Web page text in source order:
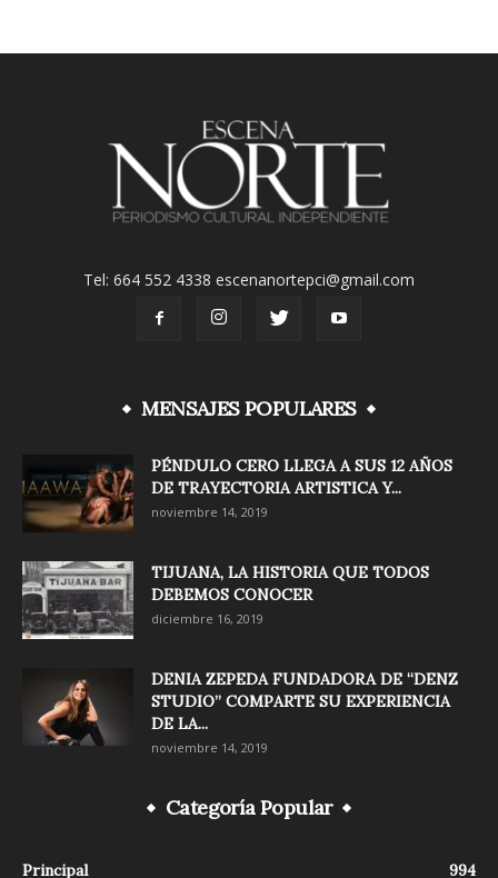
Tel: 664 552 4338 escenanortepci@gmail.com
MENSAJES POPULARES
PÉNDULO CERO LLEGA A SUS 12 AÑOS
DE TRAYECTORIA ARTISTICA Y...
noviembre 14, 2019
TIJUANA, LA HISTORIA QUE TODOS
DEBEMOS CONOCER
diciembre 16, 2019
DENIA ZEPEDA FUNDADORA DE “DENZ
STUDIO” COMPARTE SU EXPERIENCIA
DE LA...
noviembre 14, 2019
Categoría Popular
Principal 994